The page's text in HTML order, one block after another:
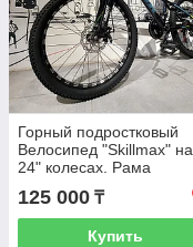
Горный подростковый
Велосипед "Skillmax" на
24" колесах. Рама
Скоростной.
125 000 ₸
Купить